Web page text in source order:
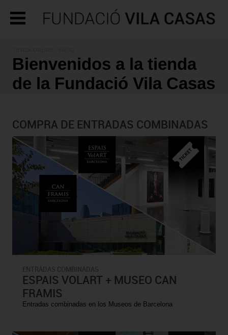
Bienvenidos a la tienda
de la Fundació Vila Casas
COMPRA DE ENTRADAS COMBINADAS
ESPAIS VOLART + MUSEO CAN
FRAMIS
Entradas combinadas en los Museos de Barcelona